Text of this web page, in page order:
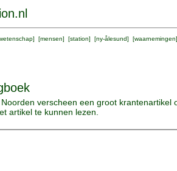
] [mensen] [station] [ny-ålesund] [waarnemingen
verscheen een groot
artikel te kunnen lezen.